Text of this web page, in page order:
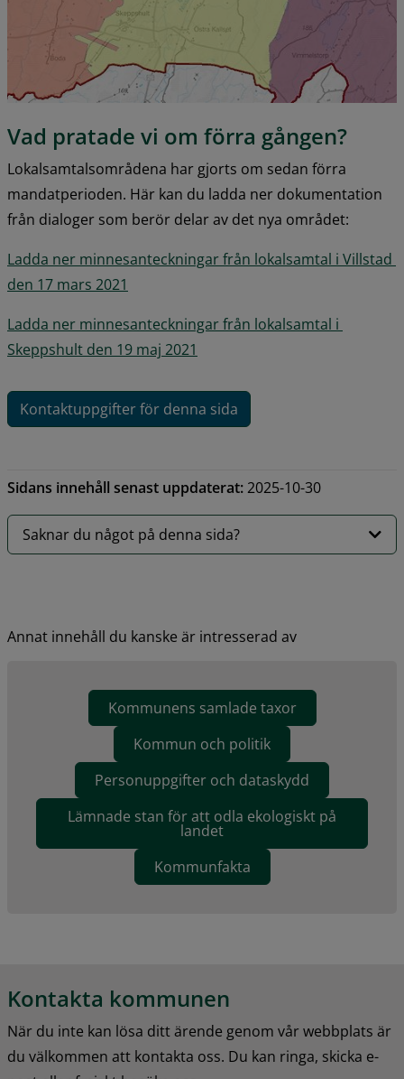
Vad pratade vi om förra gången?
Lokalsamtalsområdena har gjorts om sedan förra
mandatperioden. Här kan du ladda ner dokumentation
från dialoger som berör delar av det nya området:
Ladda ner minnesanteckningar från lokalsamtal i Villstad
den 17 mars 2021
Ladda ner minnesanteckningar från lokalsamtal i
Skeppshult den 19 maj 2021
Kontaktuppgifter för denna sida
Sidans innehåll senast uppdaterat:2025-10-30
Saknar du något på denna sida?
Annat innehåll du kanske är intresserad av
Kommunens samlade taxor
Kommun och politik
Personuppgifter och dataskydd
Lämnade stan för att odla ekologiskt på
landet
Kommunfakta
Kontakta kommunen
När du inte kan lösa ditt ärende genom vår webbplats är
du välkommen att kontakta oss. Du kan ringa, skicka e-